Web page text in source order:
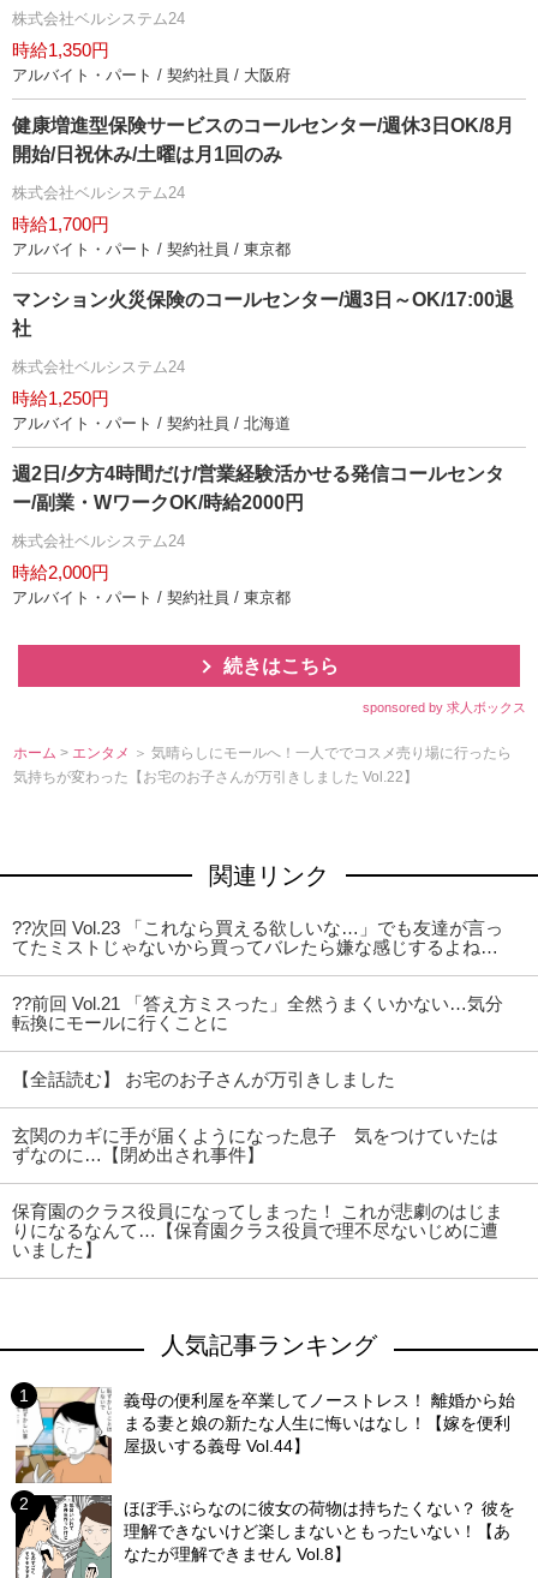
株式会社ベルシステム24
時給1,350円
アルバイト・パート / 契約社員 / 大阪府
健康増進型保険サービスのコールセンター/週休3日OK/8月
開始/日祝休み/土曜は月1回のみ
株式会社ベルシステム24
時給1,700円
アルバイト・パート / 契約社員 / 東京都
マンション火災保険のコールセンター/週3日～OK/17:00退
社
株式会社ベルシステム24
時給1,250円
アルバイト・パート / 契約社員 / 北海道
週2日/夕方4時間だけ/営業経験活かせる発信コールセンタ
ー/副業・WワークOK/時給2000円
株式会社ベルシステム24
時給2,000円
アルバイト・パート / 契約社員 / 東京都
続きはこちら
sponsored by 求人ボックス
ホーム > エンタメ ＞ 気晴らしにモールへ！一人ででコスメ売り場に行ったら
気持ちが変わった【お宅のお子さんが万引きしました Vol.22】
関連リンク
??次回 Vol.23 「これなら買える欲しいな…」でも友達が言っ
てたミストじゃないから買ってバレたら嫌な感じするよね…
??前回 Vol.21 「答え方ミスった」全然うまくいかない…気分
転換にモールに行くことに
【全話読む】 お宅のお子さんが万引きしました
玄関のカギに手が届くようになった息子 気をつけていたは
ずなのに…【閉め出され事件】
保育園のクラス役員になってしまった！ これが悲劇のはじま
りになるなんて…【保育園クラス役員で理不尽ないじめに遭
いました】
人気記事ランキング
義母の便利屋を卒業してノーストレス！ 離婚から始
まる妻と娘の新たな人生に悔いはなし！【嫁を便利
屋扱いする義母 Vol.44】
ほぼ手ぶらなのに彼女の荷物は持ちたくない？ 彼を
理解できないけど楽しまないともったいない！【あ
なたが理解できません Vol.8】